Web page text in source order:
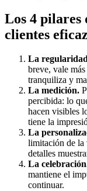
Los 4 pilares
clientes eficaz
La
breve, vale
tranquiliza y
La medición.
percibida: lo
hacen visibles
tiene la
La
limitación de la
detalles
La
mantiene el
continuar.